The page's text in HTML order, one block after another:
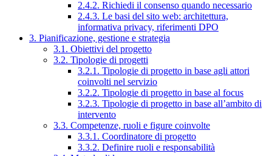
2.4.2. Richiedi il consenso quando necessario
2.4.3. Le basi del sito web: architettura,
informativa privacy, riferimenti DPO
3. Pianificazione, gestione e strategia
3.1. Obiettivi del progetto
3.2. Tipologie di progetti
3.2.1. Tipologie di progetto in base agli attori
coinvolti nel servizio
3.2.2. Tipologie di progetto in base al focus
3.2.3. Tipologie di progetto in base all’ambito di
intervento
3.3. Competenze, ruoli e figure coinvolte
3.3.1. Coordinatore di progetto
3.3.2. Definire ruoli e responsabilità